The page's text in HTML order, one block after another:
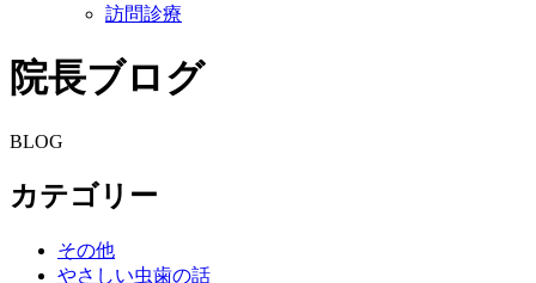
訪問診療
院長ブログ
BLOG
カテゴリー
その他
やさしい虫歯の話